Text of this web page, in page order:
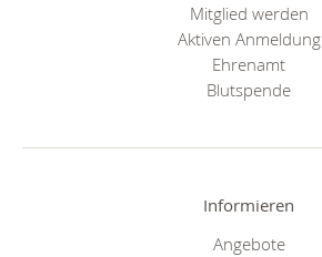
Mitglied werden
Aktiven Anmeldung
Ehrenamt
Blutspende
Informieren
Angebote